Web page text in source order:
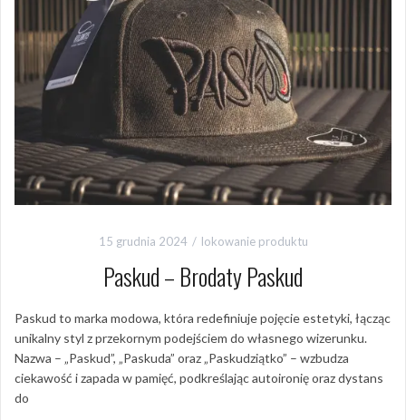
15 grudnia 2024 lokowanie produktu
Paskud – Brodaty Paskud
Paskud to marka modowa, która redefiniuje pojęcie estetyki, łącząc
unikalny styl z przekornym podejściem do własnego wizerunku.
Nazwa – „Paskud”, „Paskuda” oraz „Paskudziątko” – wzbudza
ciekawość i zapada w pamięć, podkreślając autoironię oraz dystans
do